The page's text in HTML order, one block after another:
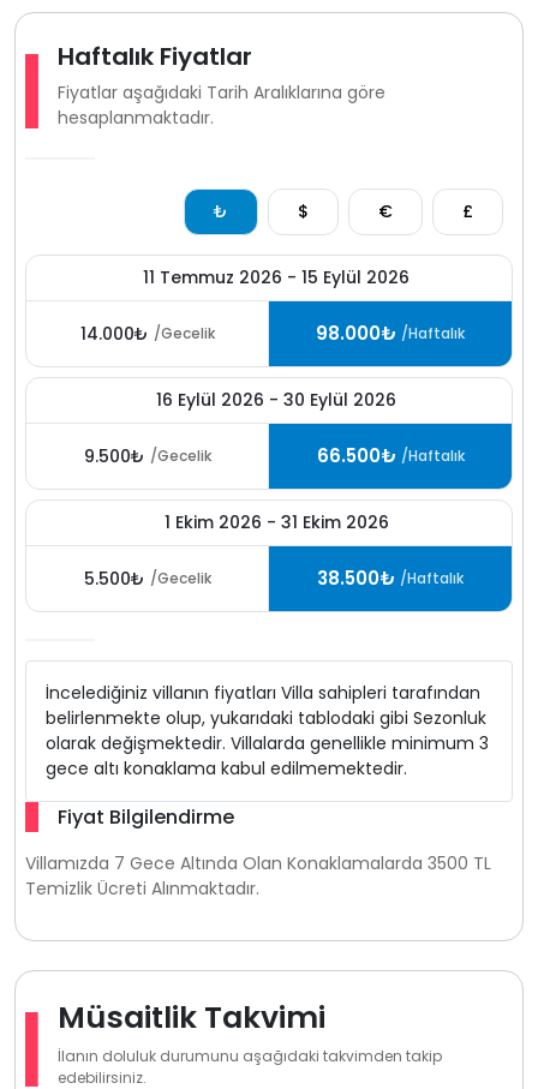
Haftalık Fiyatlar
Fiyatlar aşağıdaki Tarih Aralıklarına göre
hesaplanmaktadır.
₺ $ € £
11 Temmuz 2026 - 15 Eylül 2026
14.000₺ /Gecelik 98.000₺ /Haftalık
16 Eylül 2026 - 30 Eylül 2026
9.500₺ /Gecelik 66.500₺ /Haftalık
1 Ekim 2026 - 31 Ekim 2026
5.500₺ /Gecelik 38.500₺ /Haftalık
İncelediğiniz villanın fiyatları Villa sahipleri tarafından
belirlenmekte olup, yukarıdaki tablodaki gibi Sezonluk
olarak değişmektedir. Villalarda genellikle minimum 3
gece altı konaklama kabul edilmemektedir.
Fiyat Bilgilendirme
Villamızda 7 Gece Altında Olan Konaklamalarda 3500 TL
Temizlik Ücreti Alınmaktadır.
Müsaitlik Takvimi
İlanın doluluk durumunu aşağıdaki takvimden takip
edebilirsiniz.